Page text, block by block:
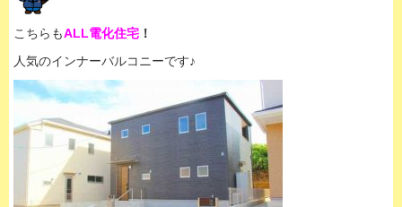
こちらもALL電化住宅 ！
人気のインナーバルコニーです♪